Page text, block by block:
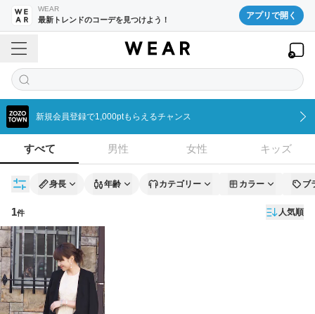
WEAR
最新トレンドのコーデを見つけよう！ アプリで開く
新規会員登録で1,000ptもらえるチャンス
すべて 男性 女性 キッズ
身長 年齢 カテゴリー カラー ブ
1件 人気順
コーディネート一覧